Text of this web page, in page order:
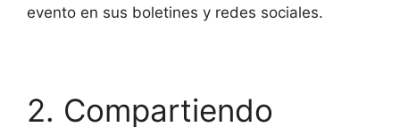
evento en sus boletines y redes sociales.
2. Compartiendo